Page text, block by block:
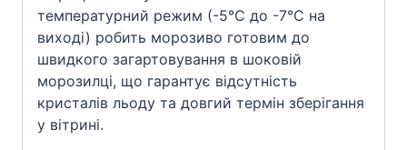
температурний режим (-5°C до -7°C на
виході) робить морозиво готовим до
швидкого загартовування в шоковій
морозилці, що гарантує відсутність
кристалів льоду та довгий термін зберігання
у вітрині.